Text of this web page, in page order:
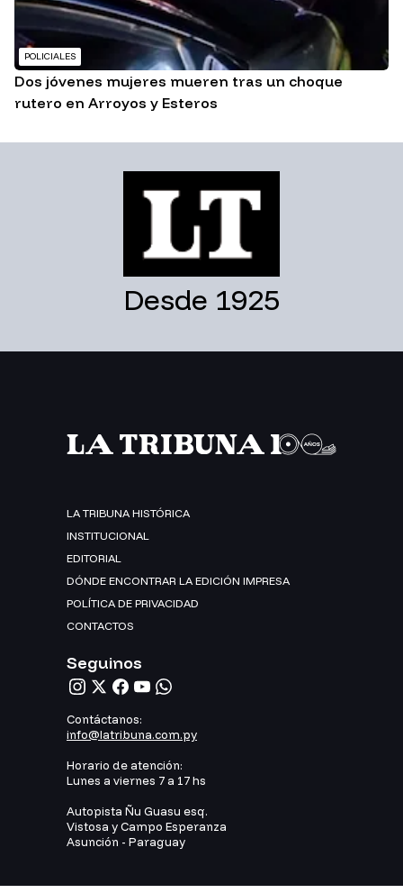
POLICIALES
Dos jóvenes mujeres mueren tras un choque
rutero en Arroyos y Esteros
Desde 1925
LA TRIBUNA HISTÓRICA
INSTITUCIONAL
EDITORIAL
DÓNDE ENCONTRAR LA EDICIÓN IMPRESA
POLÍTICA DE PRIVACIDAD
CONTACTOS
Seguinos
Contáctanos:
info@latribuna.com.py
Horario de atención:
Lunes a viernes 7 a 17 hs
Autopista Ñu Guasu esq.
Vistosa y Campo Esperanza
Asunción - Paraguay